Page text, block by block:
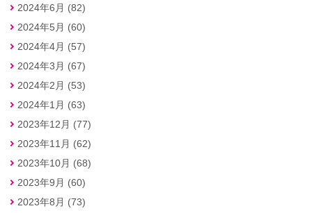
2024年6月 (82)
2024年5月 (60)
2024年4月 (57)
2024年3月 (67)
2024年2月 (53)
2024年1月 (63)
2023年12月 (77)
2023年11月 (62)
2023年10月 (68)
2023年9月 (60)
2023年8月 (73)